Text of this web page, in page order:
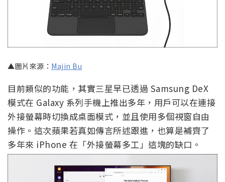
▲圖片來源： Majin Bu
目前類似的功能，其實三星早已透過 Samsung DeX
模式在 Galaxy 系列手機上推出多年，用戶可以在連接
外接螢幕時切換成桌面模式，並且使用多個視窗自由
操作。這次蘋果若真如傳言所述跟進，也算是補齊了
多年來 iPhone 在「外接螢幕多工」這塊的缺口。